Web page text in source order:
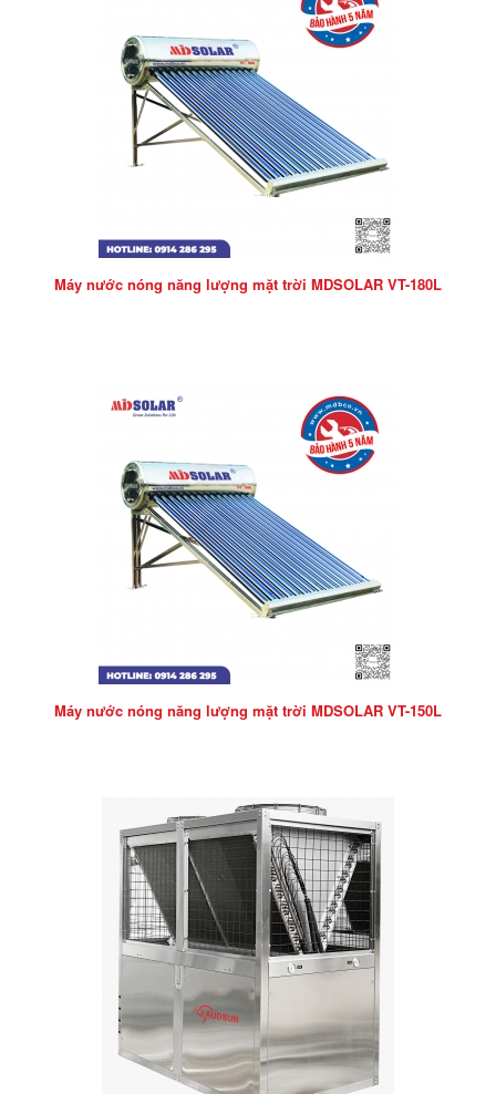
Máy nước nóng năng lượng mặt trời MDSOLAR VT-180L
Máy nước nóng năng lượng mặt trời MDSOLAR VT-150L